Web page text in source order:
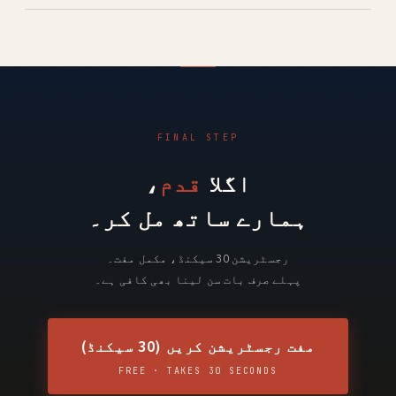
A.
FINAL STEP
اگلا قدم ،
ہمارے ساتھ مل کر۔
رجسٹریشن 30 سیکنڈ، مکمل مفت۔
پہلے صرف بات سن لینا بھی کافی ہے۔
مفت رجسٹریشن کریں (30 سیکنڈ)
FREE · TAKES 30 SECONDS